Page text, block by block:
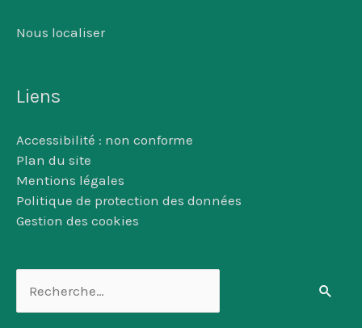
Nous localiser
Liens
Accessibilité : non conforme
Plan du site
Mentions légales
Politique de protection des données
Gestion des cookies